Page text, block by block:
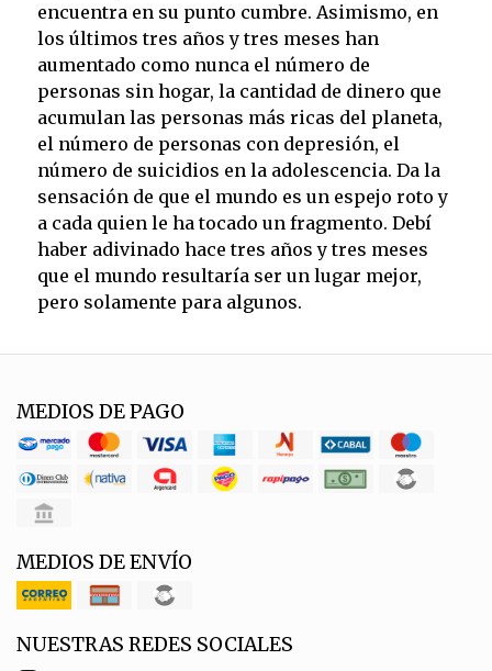
encuentra en su punto cumbre. Asimismo, en
los últimos tres años y tres meses han
aumentado como nunca el número de
personas sin hogar, la cantidad de dinero que
acumulan las personas más ricas del planeta,
el número de personas con depresión, el
número de suicidios en la adolescencia. Da la
sensación de que el mundo es un espejo roto y
a cada quien le ha tocado un fragmento. Debí
haber adivinado hace tres años y tres meses
que el mundo resultaría ser un lugar mejor,
pero solamente para algunos.
MEDIOS DE PAGO
MEDIOS DE ENVÍO
NUESTRAS REDES SOCIALES